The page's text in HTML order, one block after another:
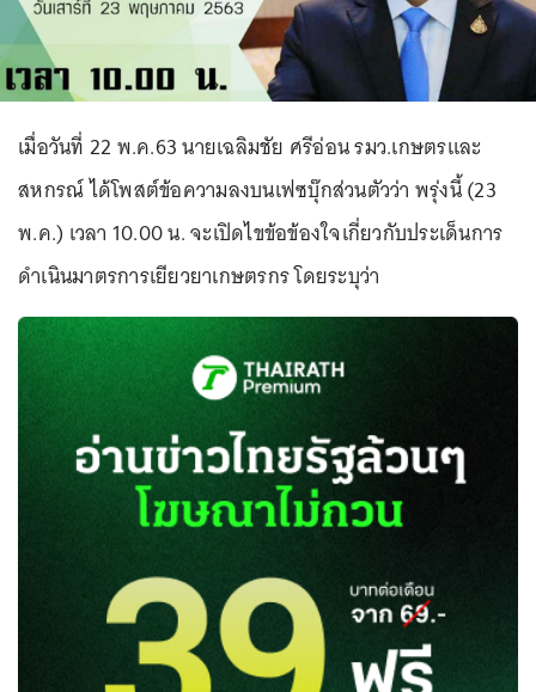
เมื่อวันที่ 22 พ.ค.63 นายเฉลิมชัย ศรีอ่อน รมว.เกษตรและ
สหกรณ์ ได้โพสต์ข้อความลงบนเฟซบุ๊กส่วนตัวว่า พรุ่งนี้ (23
พ.ค.) เวลา 10.00 น. จะเปิดไขข้อข้องใจเกี่ยวกับประเด็นการ
ดำเนินมาตรการเยียวยาเกษตรกร โดยระบุว่า